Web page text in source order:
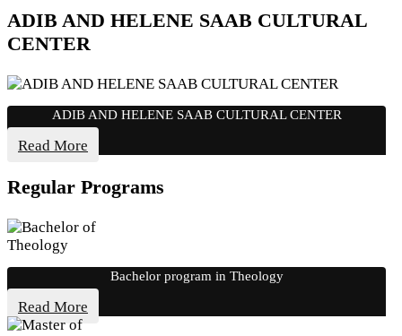
ADIB AND HELENE SAAB CULTURAL
CENTER
ADIB AND HELENE SAAB CULTURAL CENTER
Read More
Regular Programs
Bachelor program in Theology
Read More